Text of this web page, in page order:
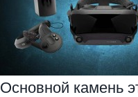
Основной камень